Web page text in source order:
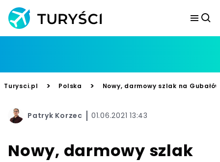
Turysci.pl > Polska > Nowy, darmowy szlak na
Patryk Korzec 01.06.2021 13:43
Nowy, darmowy szlak